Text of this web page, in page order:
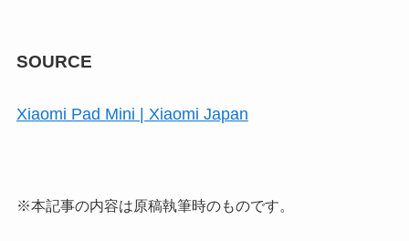
SOURCE
Xiaomi Pad Mini | Xiaomi Japan
※本記事の内容は原稿執筆時のものです。